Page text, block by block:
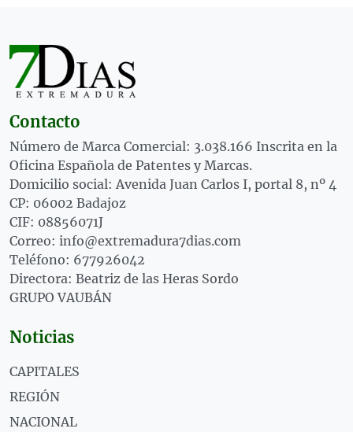
Contacto
Número de Marca Comercial: 3.038.166 Inscrita en la
Oficina Española de Patentes y Marcas.
Domicilio social: Avenida Juan Carlos I, portal 8, nº 4
CP: 06002 Badajoz
CIF: 08856071J
Correo: info@extremadura7dias.com
Teléfono: 677926042
Directora: Beatriz de las Heras Sordo
GRUPO VAUBÁN
Noticias
CAPITALES
REGIÓN
NACIONAL